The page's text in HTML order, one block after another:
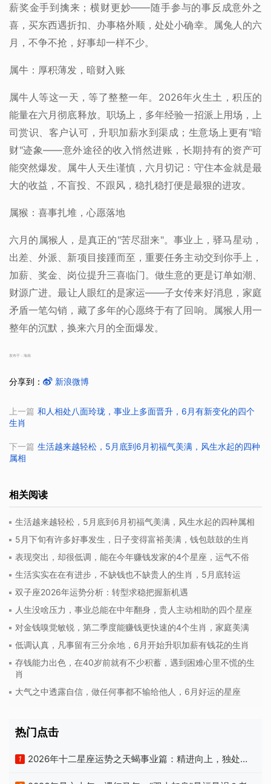
薪奖金手到擒来；横财更妙——随手参与的事反成意外之
喜，买东西遇折扣、办事格外顺，处处小确幸。属兔人的六
月，不争不抢，好事却一样不少。
属牛：厚积薄发，暗财入账
属牛人等这一天，等了整整一年。2026年火生土，积压的
能量在六月彻底释放。职场上，多年经验一招派上用场，上
司赏识、客户认可，升职加薪水到渠成；生意场上更有"暗
财"迹象——意外途径的收入悄然进账，长期持有的资产可
能突然爆发。属牛人天生谨慎，六月切记：守住本金就是最
大的收益，不盲投、不跟风，稳扎稳打便是最狠的进攻。
属猴：喜事扎堆，心愿落地
六月的属猴人，是真正的"苦尽甜来"。事业上，驿马星动，
出差、外派、新项目接踵而至，重要任务主动交到你手上，
加薪、奖金、岗位提升三喜临门。做生意的更是订单如潮、
财源广进。最让人眼红的是家运——子女传来好消息，家庭
矛盾一笔勾销，藏了多年的心愿终于有了回响。属猴人用一
整年的沉默，换来六月的全面爆发。
发布于：海南
分享到： 新浪微博
上一篇 和人相处八面玲珑，事业上多面晋升，6月有新变化的四个
生肖
下一篇 生活越来越轻松，5月底到6月初福气美满，风生水起的四种
属相
相关阅读
生活越来越轻松，5月底到6月初福气美满，风生水起的四种属相
5月下旬有许多好事发生，日子变得富裕美满，钱包鼓鼓的生肖
表现突出，却很低调，能在今年赚钱发家的4个星座，运气不俗
生活实实在在有进步，不缺钱也不缺贵人的生肖，5月底转运
双子座2026年运势分析：转型求稳把握新机遇
人生没啥压力，事业总能在中年翻身，贵人主动相助的四个星座
对金钱嗅觉敏锐，第二季度能赚钱更快速的4个生肖，家庭美满
低调认真，凡事留有三分余地，6月开始升职加薪有钱花的生肖
存钱能力出色，在40岁前就有不少积蓄，遇到困难心里不慌的生
肖
大气之中透露自信，做任何事都不输给他人，6月好运的星座
热门点击
1
2026年十二星座运势之天蝎事业篇：精进向上，独处自